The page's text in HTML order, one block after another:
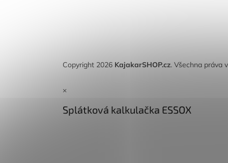
Copyright 2026 KajakarSHOP.cz. Všechna práva
×
Splátková kalkulačka ESSOX